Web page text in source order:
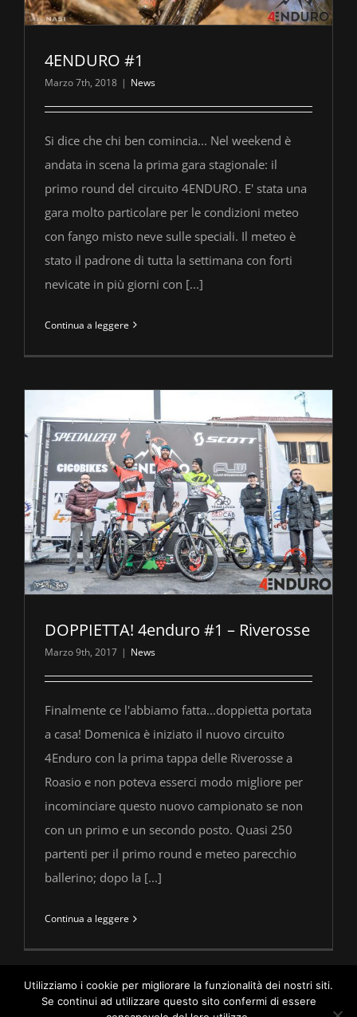
4ENDURO #1
Marzo 7th, 2018 | News
Si dice che chi ben comincia... Nel weekend è
andata in scena la prima gara stagionale: il
primo round del circuito 4ENDURO. E' stata una
gara molto particolare per le condizioni meteo
con fango misto neve sulle speciali. Il meteo è
stato il padrone di tutta la settimana con forti
nevicate in più giorni con [...]
Continua a leggere
DOPPIETTA! 4enduro #1 – Riverosse
Marzo 9th, 2017 | News
Finalmente ce l'abbiamo fatta...doppietta portata
a casa! Domenica è iniziato il nuovo circuito
4Enduro con la prima tappa delle Riverosse a
Roasio e non poteva esserci modo migliore per
incominciare questo nuovo campionato se non
con un primo e un secondo posto. Quasi 250
partenti per il primo round e meteo parecchio
ballerino; dopo la [...]
Continua a leggere
Utilizziamo i cookie per migliorare la funzionalità dei nostri siti.
Se continui ad utilizzare questo sito confermi di essere